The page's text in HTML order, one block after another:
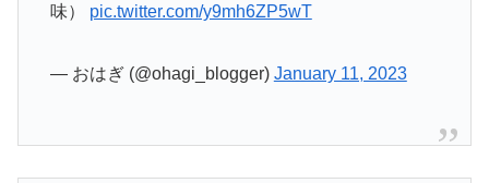
味） pic.twitter.com/y9mh6ZP5wT
— おはぎ (@ohagi_blogger) January 11, 2023